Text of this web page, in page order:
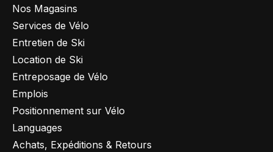
Nos Magasins
Services de Vélo
Entretien de Ski
Location de Ski
Entreposage de Vélo
Emplois
Positionnement sur Vélo
Languages
Achats, Expéditions & Retours